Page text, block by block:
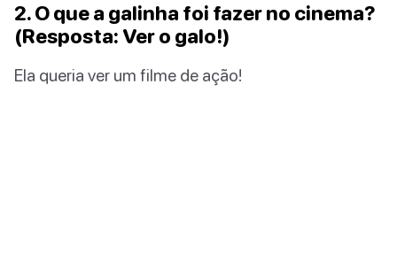
2. O que a galinha foi fazer no cinema?
(Resposta: Ver o galo!)
Ela queria ver um filme de ação!